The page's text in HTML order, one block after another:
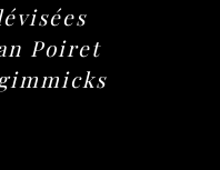
Poiret